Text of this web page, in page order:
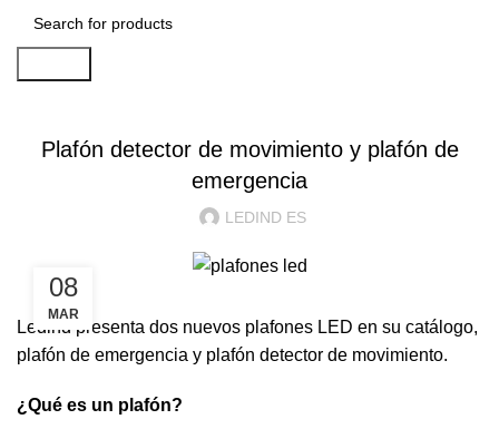
Plafón detector de movimiento y plafón de
emergencia
LEDIND ES
08
MAR
Ledind presenta dos nuevos plafones LED en su catálogo,
plafón de emergencia y plafón detector de movimiento.
¿Qué es un plafón?